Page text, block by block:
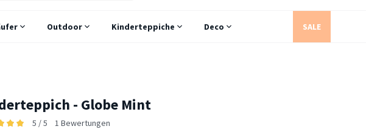
Outdoor Kinderteppiche Deco SALE
- Globe Mint
5 / 5 1 Bewertungen